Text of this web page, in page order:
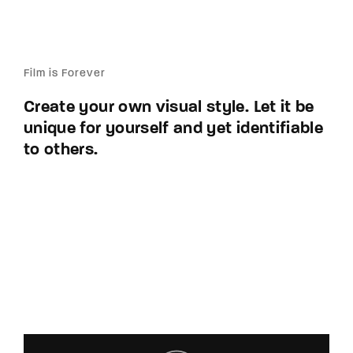
Film is Forever
Create your own visual style. Let it be
unique for yourself and yet identifiable
to others.